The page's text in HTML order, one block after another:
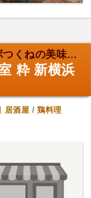
新横浜の全席個室で、ジャンボつくねの美味しさ満喫！
粋 新横浜
居酒屋 /鶏料理